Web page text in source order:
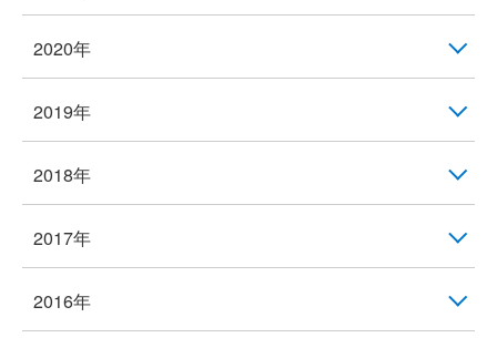
2020年
2019年
2018年
2017年
2016年